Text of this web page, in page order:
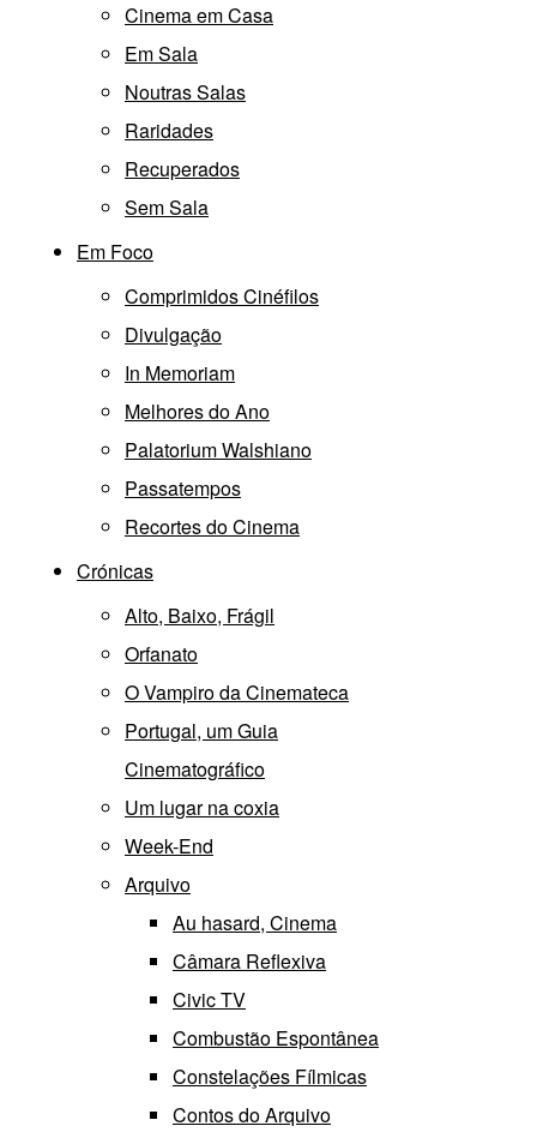
Cinema em Casa
Em Sala
Noutras Salas
Raridades
Recuperados
Sem Sala
Em Foco
Comprimidos Cinéfilos
Divulgação
In Memoriam
Melhores do Ano
Palatorium Walshiano
Passatempos
Recortes do Cinema
Crónicas
Alto, Baixo, Frágil
Orfanato
O Vampiro da Cinemateca
Portugal, um Guia
Cinematográfico
Um lugar na coxia
Week-End
Arquivo
Au hasard, Cinema
Câmara Reflexiva
Civic TV
Combustão Espontânea
Constelações Fílmicas
Contos do Arquivo